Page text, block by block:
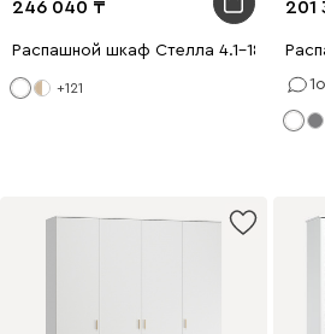
246 040
Распашной шкаф Стелла 4.1-180x200
+121
201
1